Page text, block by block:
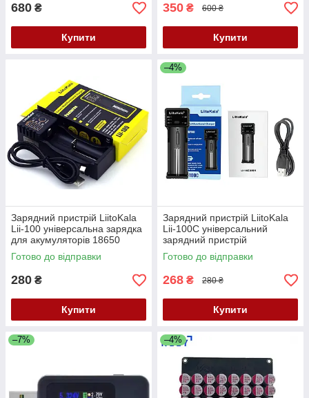
680 ₴
Купити
350 ₴ 600 ₴
Купити
Зарядний пристрій LiitoKala
Lii-100 універсальна зарядка
для акумуляторів 18650
Готово до відправки
280 ₴
Купити
–4%
Зарядний пристрій LiitoKala
Lii-100C універсальний
зарядний пристрій
Готово до відправки
268 ₴ 280 ₴
Купити
–7% –4%